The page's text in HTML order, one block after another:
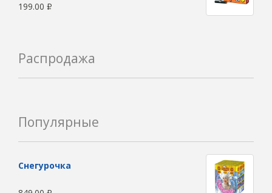
199.00 Р
Распродажа
Популярные
Снегурочка